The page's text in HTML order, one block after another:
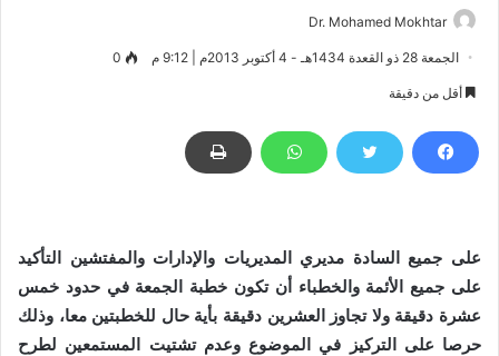
Dr. Mohamed Mokhtar
الجمعة 28 ذو القعدة 1434هـ - 4 أكتوبر 2013م | 9:12 م 0
أقل من دقيقة
على جميع السادة مديري المديريات والإدارات والمفتشين التأكيد
على جميع الأئمة والخطباء أن تكون خطبة الجمعة في حدود خمس
عشرة دقيقة ولا تجاوز العشرين دقيقة بأية حال للخطبتين معا، وذلك
حرصا على التركيز في الموضوع وعدم تشتيت المستمعين لطرح